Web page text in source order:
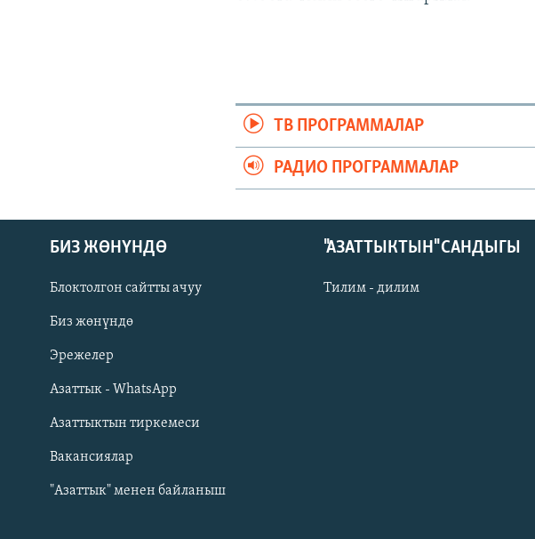
Русский
ОНЛАЙН ШЕРИНЕ
ТВ ПРОГРАММАЛАР
РАДИО ПРОГРАММАЛАР
БИЗ ЖӨНҮНДӨ
Блоктолгон сайтты ачуу
Биз жөнүндө
Эрежелер
Азаттык - WhatsApp
Азаттыктын тиркемеси
Вакансиялар
"Азаттык" менен байланыш
"АЗАТТЫКТЫН" САНДЫГЫ
Тилим - дилим